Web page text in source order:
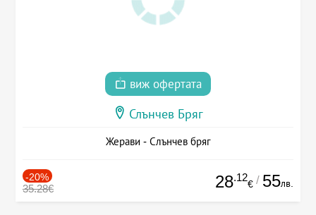
виж офертата
Слънчев Бряг
Жерави - Слънчев бряг
-20%
35.28€ 28.12
€ / 55лв.